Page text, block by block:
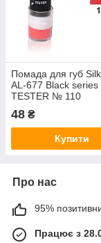
Помада для губ
AL-677 Black series
TESTER № 110
48 ₴
Купити
Про нас
95%
Працює з